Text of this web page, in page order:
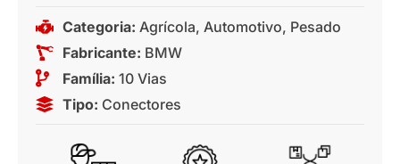
Categoria: Agrícola, Automotivo, Pesado
Fabricante: BMW
Família: 10 Vias
Tipo: Conectores